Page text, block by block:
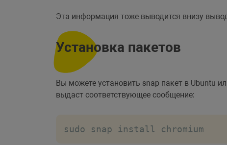
Эта информация тоже выводится внизу
Установка пакетов
Вы можете установить snap пакет в Ubuntu
выдаст соответствующее сообщение:
sudo snap install chromium